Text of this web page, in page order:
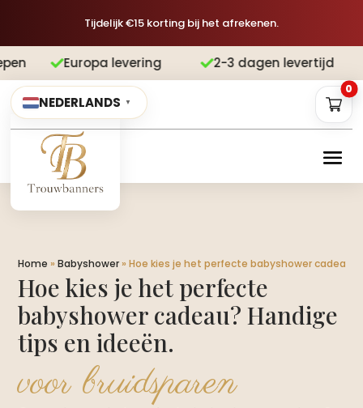
Tijdelijk €15 korting bij het afrekenen.
Europa levering 2-3 dagen levertijd
NEDERLANDS ▼
0
Home »Babyshower »Hoe kies je het perfecte babyshower cadeau?
Hoe kies je het perfecte
babyshower cadeau? Handige
tips en ideeën.​
voor bruidsparen